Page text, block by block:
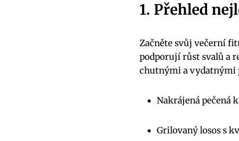
1. Přehled
Začněte svůj večerní
podporují růst svalů a
chutnými a
Nakrájená pečená
Grilovaný losos s